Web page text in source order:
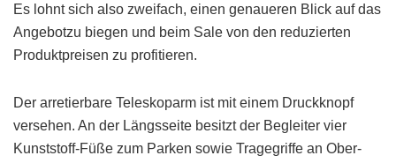
Es lohnt sich also zweifach, einen genaueren Blick auf das
Angebotzu biegen und beim Sale von den reduzierten
Produktpreisen zu profitieren.
Der arretierbare Teleskoparm ist mit einem Druckknopf
versehen. An der Längsseite besitzt der Begleiter vier
Kunststoff-Füße zum Parken sowie Tragegriffe an Ober-